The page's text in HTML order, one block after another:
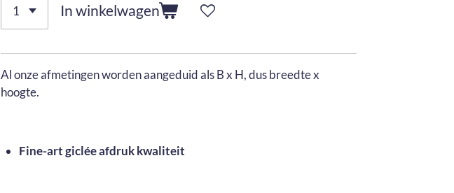
In winkelwagen
Al onze afmetingen worden aangeduid als B x H, dus breedte x
hoogte.
Fine-art giclée afdruk kwaliteit